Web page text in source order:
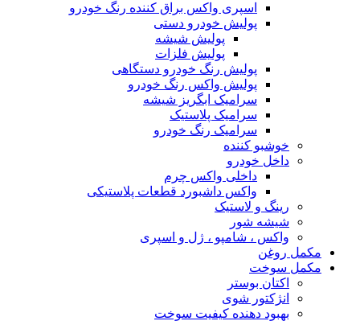
اسپری واکس براق کننده رنگ خودرو
پولیش خودرو دستی
پولیش شیشه
پولیش فلزات
پولیش رنگ خودرو دستگاهی
پولیش واکس رنگ خودرو
سرامیک ابگریز شیشه
سرامیک پلاستیک
سرامیک رنگ خودرو
خوشبو کننده
داخل خودرو
داخلی واکس چرم
واکس داشبورد قطعات پلاستیکی
رینگ و لاستیک
شیشه شور
واکس ، شامپو ، ژل و اسپری
مکمل روغن
مکمل سوخت
اکتان بوستر
انژکتور شوی
بهبود دهنده کیفیت سوخت